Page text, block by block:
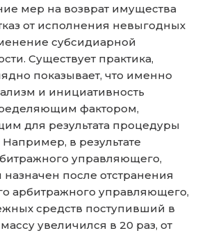
мер на возврат имущества
от исполнения невыгодных
субсидиарной
Существует практика,
показывает, что именно
и инициативность
фактором,
для результата процедуры
Например, в результате
управляющего,
после отстранения
арбитражного управляющего,
средств поступивший в
увеличился в 20 раз, от